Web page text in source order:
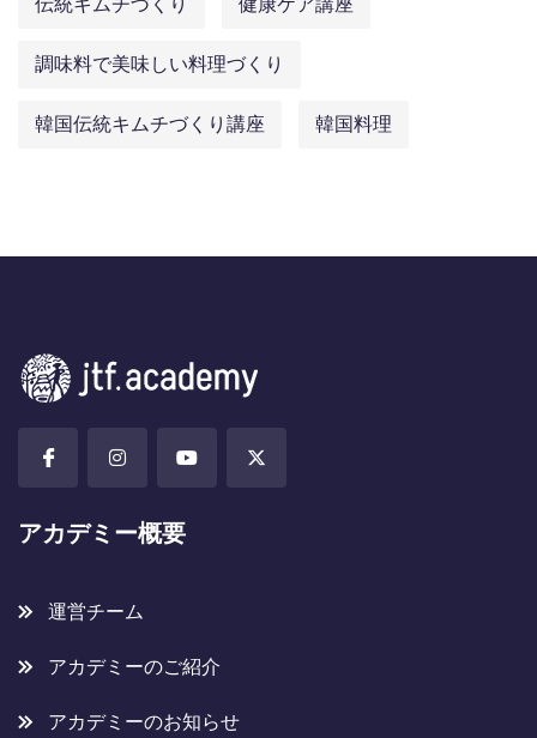
伝統キムチづくり 健康ケア講座
調味料で美味しい料理づくり
韓国伝統キムチづくり講座 韓国料理
アカデミー概要
運営チーム
アカデミーのご紹介
アカデミーのお知らせ